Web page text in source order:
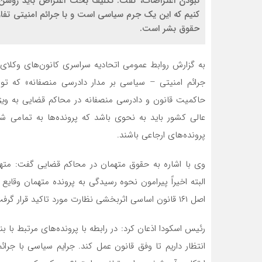
کنیم که این یک جرم سیاسی است و با جرائم امنیتی
حقوق بشر است.
به گزارش روابط عمومی اتحادیه سراسری کانون‌های
جرائم امنیتی – سیاسی بر مدار دادرسی منصفانه» که
حاکمیت قانون و دادرسی منصفانه در محاکم قضایی به
عالی کشور باید به نحوی باشد که پرونده‌ها به
پرونده‌های ارجاعی باشند.
وی با اشاره به حقوق متهمان در محاکم قضایی گفت:
البته اخیراً پیرامون نحوه رسیدگی به پرونده متهمان
اصل ۱۶۱ قانون اساسی اثربخشی نظارت مورد تاکید قرار گرفت.
انتظار داریم تا وفق قانون عمل کند. جرایم سیاسی با